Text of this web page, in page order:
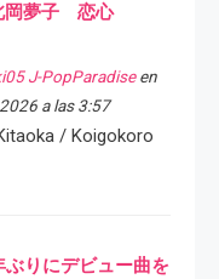
岡夢子 恋心
J-PopParadiseen
a las 3:57
/ Koigokoro
ぶりにデビュー曲を